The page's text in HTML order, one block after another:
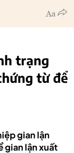
trạng
từ để
gian lận
gian lận xuất